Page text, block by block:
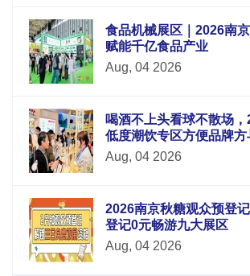
食品机械展区｜2026南
赋能千亿食品产业
Aug, 04 2026
喝酒不上头看球不散场
低度潮饮专区方便品牌
吧连锁便利店电商平台采
Aug, 04 2026
2026南京秋糖观众预登
登记0元畅游九大展区
Aug, 04 2026